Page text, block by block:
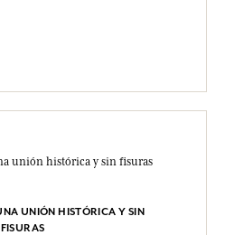
UNIÓN HISTÓRICA Y SIN
FISURAS